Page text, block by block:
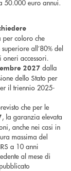
50.000 euro annui.
per coloro che
all’80% del
oneri accessori.
2027 dalla
dello Stato per
il triennio 2025-
che per le
, la garanzia elevata
anche nei casi in
massima del
a 10 anni
al mese di